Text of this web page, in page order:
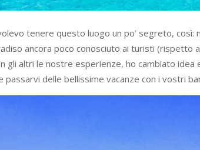
tenere questo luogo un po’ segreto, così:
ancora poco conosciuto ai turisti (rispetto
gli altri le nostre esperienze, ho cambiato idea
delle bellissime vacanze con i vostri